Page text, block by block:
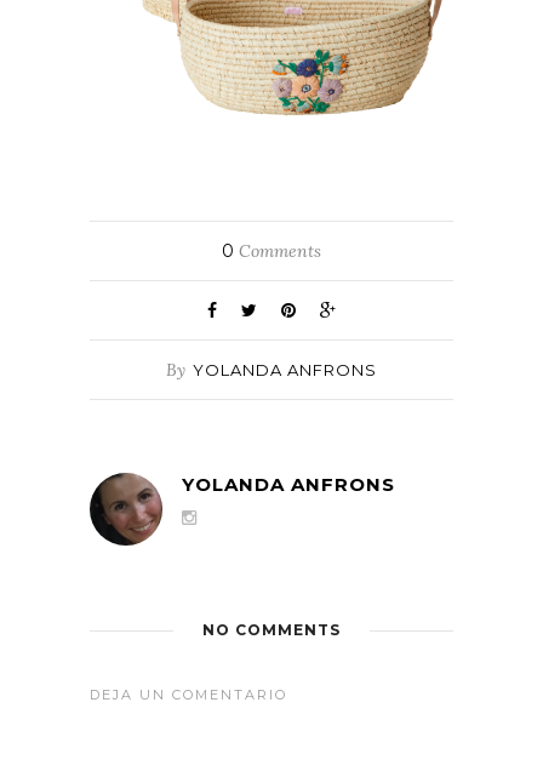
0 Comments
By YOLANDA ANFRONS
YOLANDA ANFRONS
NO COMMENTS
DEJA UN COMENTARIO